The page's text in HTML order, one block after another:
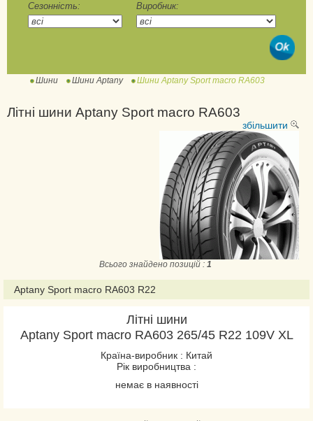
Сезонність: Виробник:
Шини Шини Aptany Шини Aptany Sport macro RA603
Літні шини Aptany Sport macro RA603
збільшити
Всього знайдено позицій : 1
Aptany Sport macro RA603 R22
Літні шини
Aptany Sport macro RA603 265/45 R22 109V XL
Країна-виробник : Китай
Рік виробництва :
немає в наявності